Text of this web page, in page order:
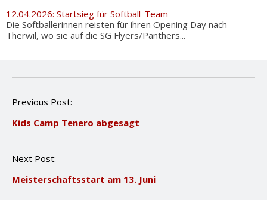
12.04.2026: Startsieg für Softball-Team
Die Softballerinnen reisten für ihren Opening Day nach
Therwil, wo sie auf die SG Flyers/Panthers...
P
s
a
i
Previous Post:
Kids Camp Tenero abgesagt
Next Post:
Meisterschaftsstart am 13. Juni